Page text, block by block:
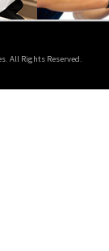
All Rights Reserved.